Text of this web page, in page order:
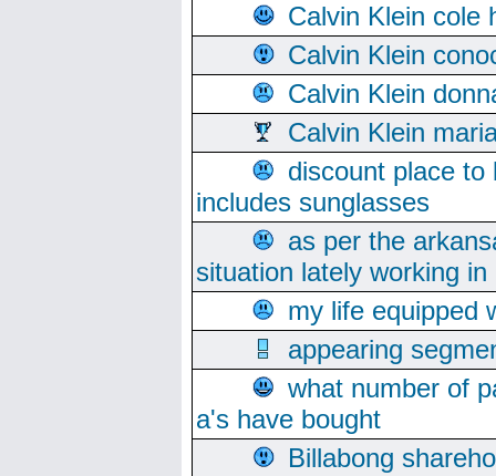
Calvin Klein cole
Calvin Klein
Calvin Klein
Calvin Klein
discount place
includes sunglasses
as per the
situation lately working
my life equipped
appearing
what number of
a's have bought
Billabong